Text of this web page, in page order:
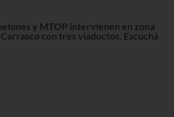
y MTOP intervienen en zona
con tres viaductos. Escuchá